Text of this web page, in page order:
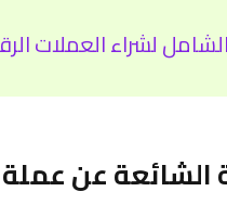
لشراء العملات
الشائعة عن